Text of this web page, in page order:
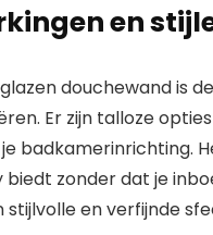
en
douchewand is
Er zijn talloze
badkamerinrichting.
zonder dat je
stijlvolle en verfijnde